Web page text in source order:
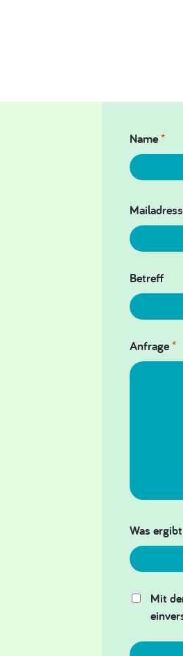
Name*
Betreff
Anfrage*
Was
Mit